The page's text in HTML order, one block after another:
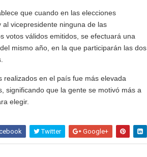
que cuando en las elecciones
vicepresidente ninguna de las
votos válidos emitidos, se efectuará una
mismo año, en la que participarán las dos
realizados en el país fue más elevada
significando que la gente se motivó más a
elegir.
Twitter Google+